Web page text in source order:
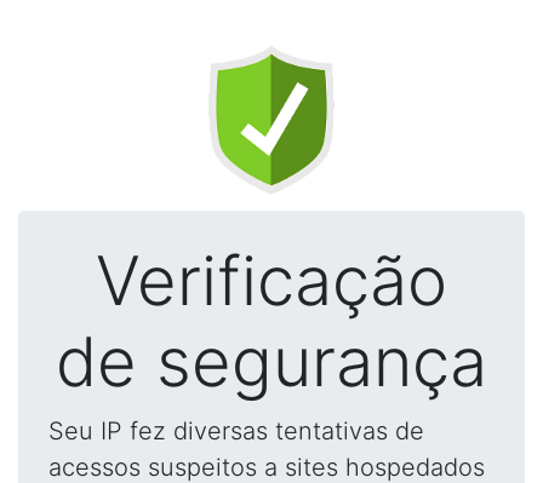
Verificação
de segurança
Seu IP fez diversas tentativas de
acessos suspeitos a sites hospedados